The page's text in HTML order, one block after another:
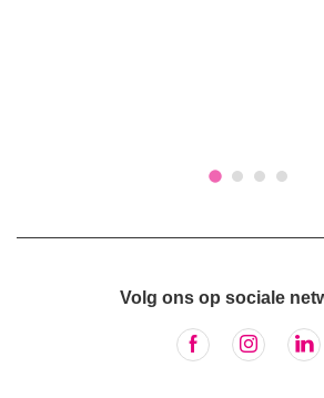
Volg ons op sociale